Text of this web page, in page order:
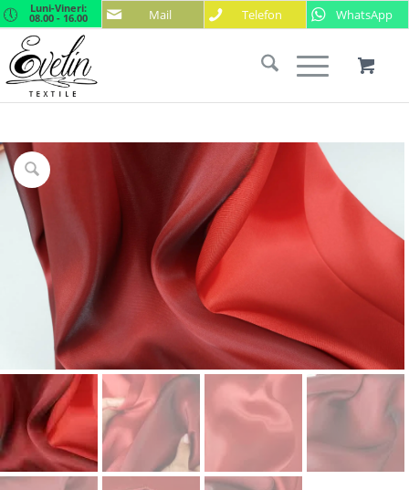
Mail Telefon WhatsApp
Luni-Vineri:
08.00 - 16.00